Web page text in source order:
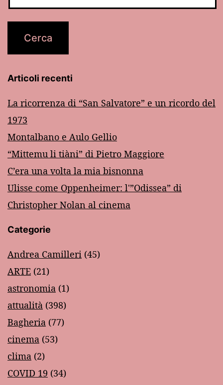
Articoli recenti
La ricorrenza di “San Salvatore” e un ricordo del
1973
Montalbano e Aulo Gellio
“Mittemu li tiàni” di Pietro Maggiore
C’era una volta la mia bisnonna
Ulisse come Oppenheimer: l'”Odissea” di
Christopher Nolan al cinema
Categorie
Andrea Camilleri (45)
ARTE (21)
astronomia (1)
attualità (398)
Bagheria (77)
cinema (53)
clima (2)
COVID 19 (34)